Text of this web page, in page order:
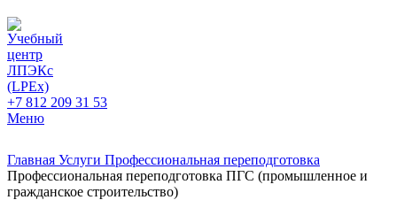
+7 812 209 31 53
Меню
Главная Услуги Профессиональная переподготовка
Профессиональная переподготовка ПГС (промышленное и
гражданское строительство)